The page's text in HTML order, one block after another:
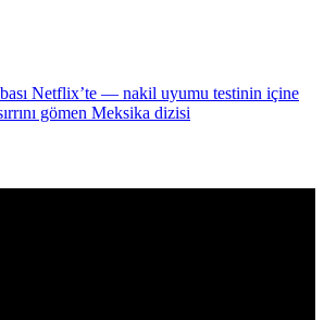
Netflix’te — nakil uyumu testinin içine
gömen Meksika dizisi